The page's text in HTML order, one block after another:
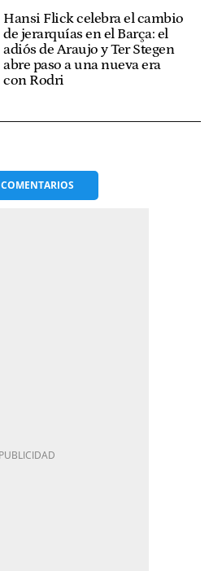
Hansi Flick celebra el cambio
de jerarquías en el Barça: el
adiós de Araujo y Ter Stegen
abre paso a una nueva era
con Rodri
COMENTARIOS